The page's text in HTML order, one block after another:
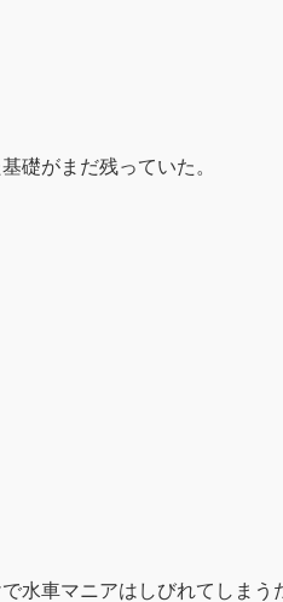
礎がまだ残っていた。
水車マニアはしびれてしまう